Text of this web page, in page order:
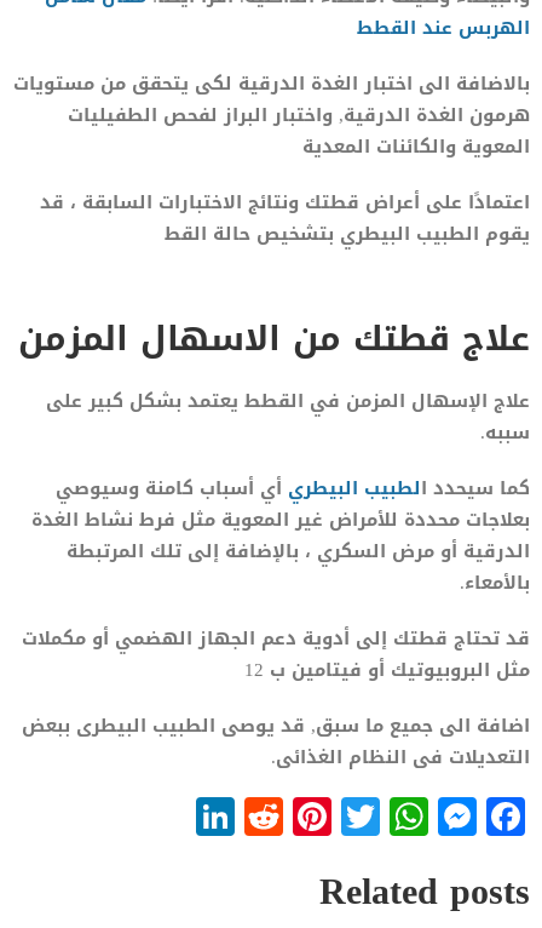
الهربس عند القطط
بالاضافة الى اختبار الغدة الدرقية لكى يتحقق من مستويات
هرمون الغدة الدرقية, واختبار البراز لفحص الطفيليات
المعوية والكائنات المعدية
اعتمادًا على أعراض قطتك ونتائج الاختبارات السابقة ، قد
يقوم الطبيب البيطري بتشخيص حالة القط
علاج قطتك من الاسهال المزمن
علاج الإسهال المزمن في القطط يعتمد بشكل كبير على
سببه.
كما سيحدد الطبيب البيطري أي أسباب كامنة وسيوصي
بعلاجات محددة للأمراض غير المعوية مثل فرط نشاط الغدة
الدرقية أو مرض السكري ، بالإضافة إلى تلك المرتبطة
بالأمعاء.
قد تحتاج قطتك إلى أدوية دعم الجهاز الهضمي أو مكملات
مثل البروبيوتيك أو فيتامين ب 12
اضافة الى جميع ما سبق, قد يوصى الطبيب البيطرى ببعض
التعديلات فى النظام الغذائى.
Facebook
Messenger
WhatsApp
Twitter
Pinterest
Reddit
Related posts